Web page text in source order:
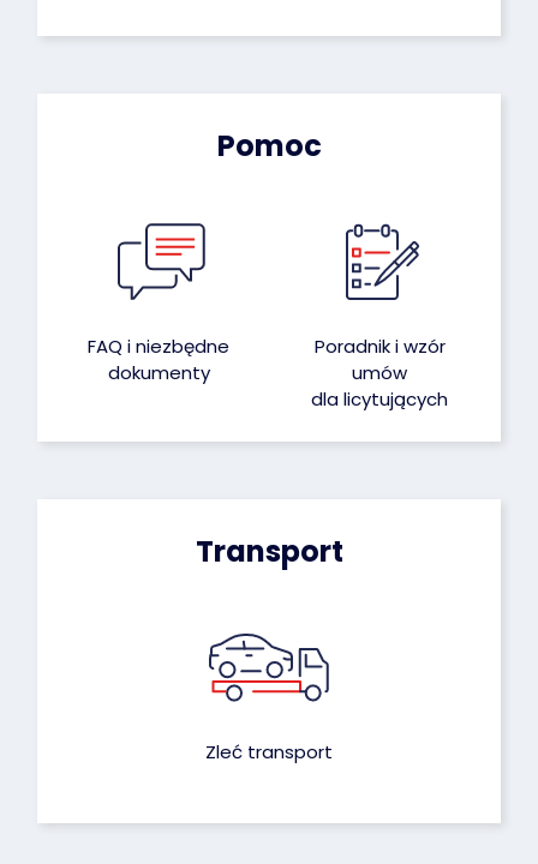
Pomoc
FAQ i niezbędne
dokumenty
Poradnik i wzór
umów
dla licytujących
Transport
Zleć transport